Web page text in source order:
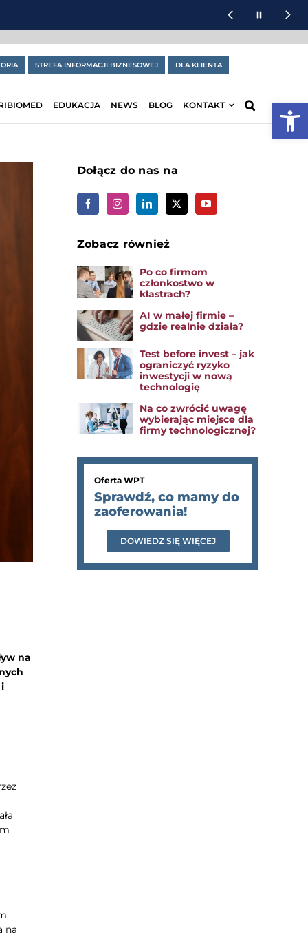
STREFA INFORMACJI BIZNESOWEJ DLA KLIENTA
EDUKACJA NEWS BLOG KONTAKT
na
na
Dołącz do nas na
Zobacz również
Po co firmom
członkostwo w
klastrach?
AI w małej firmie –
gdzie realnie działa?
Test before invest – jak
ograniczyć ryzyko
inwestycji w nową
technologię
Na co zwrócić uwagę
wybierając miejsce dla
firmy technologicznej?
Oferta WPT
Sprawdź, co mamy do
zaoferowania!
DOWIEDZ SIĘ WIĘCEJ